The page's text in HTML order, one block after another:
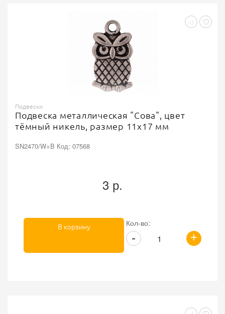
Подвески
Подвеска металлическая "Сова", цвет
тёмный никель, размер 11х17 мм
SN2470/W+B Код: 07568
3 р.
Кол-во:
+
-
В корзину